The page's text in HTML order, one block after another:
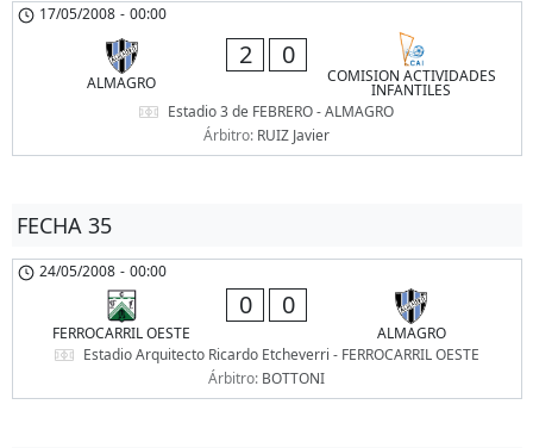
17/05/2008 - 00:00
ALMAGRO
2 0
COMISION ACTIVIDADES
INFANTILES
Estadio 3 de FEBRERO - ALMAGRO
Árbitro: RUIZ Javier
FECHA 35
24/05/2008 - 00:00
FERROCARRIL OESTE
0 0
ALMAGRO
Estadio Arquitecto Ricardo Etcheverri - FERROCARRIL OESTE
Árbitro: BOTTONI